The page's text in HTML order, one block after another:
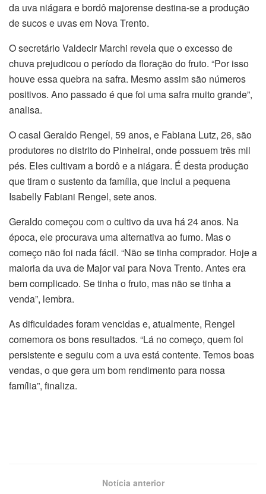
da uva niágara e bordô majorense destina-se a produção
de sucos e uvas em Nova Trento.
O secretário Valdecir Marchi revela que o excesso de
chuva prejudicou o período da floração do fruto. “Por isso
houve essa quebra na safra. Mesmo assim são números
positivos. Ano passado é que foi uma safra muito grande”,
analisa.
O casal Geraldo Rengel, 59 anos, e Fabiana Lutz, 26, são
produtores no distrito do Pinheiral, onde possuem três mil
pés. Eles cultivam a bordô e a niágara. É desta produção
que tiram o sustento da família, que inclui a pequena
Isabelly Fabiani Rengel, sete anos.
Geraldo começou com o cultivo da uva há 24 anos. Na
época, ele procurava uma alternativa ao fumo. Mas o
começo não foi nada fácil. “Não se tinha comprador. Hoje a
maioria da uva de Major vai para Nova Trento. Antes era
bem complicado. Se tinha o fruto, mas não se tinha a
venda”, lembra.
As dificuldades foram vencidas e, atualmente, Rengel
comemora os bons resultados. “Lá no começo, quem foi
persistente e seguiu com a uva está contente. Temos boas
vendas, o que gera um bom rendimento para nossa
família”, finaliza.
Notícia anterior